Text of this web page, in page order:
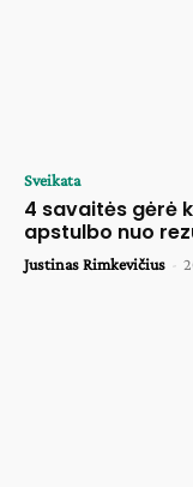
Sveikata
4 savaitės gėrė
apstulbo nuo
Justinas Rimkevičius -